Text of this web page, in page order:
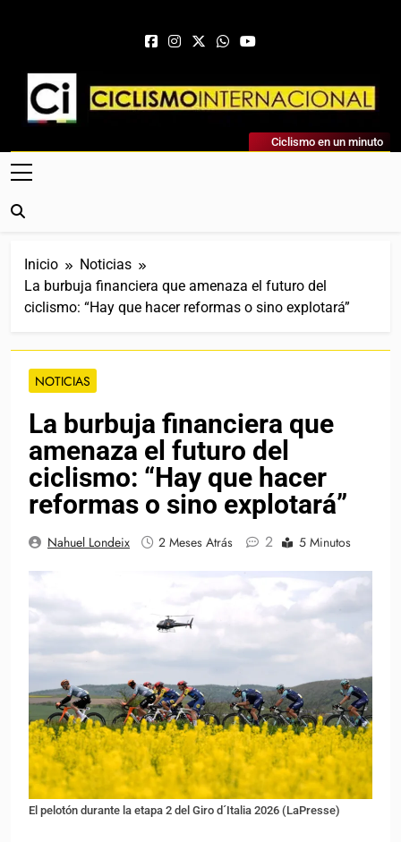
Ciclismo Internacional
Web Dedicada Al Ciclismo Mundial. Entrevistas, Análisis,
Crónicas, Previas Y Más. La Web Ciclista De Referencia.
Ciclismo en un minuto
Inicio
Noticias
La burbuja financiera que amenaza el futuro del
ciclismo: “Hay que hacer reformas o sino explotará”
NOTICIAS
La burbuja financiera que
amenaza el futuro del
ciclismo: “Hay que hacer
reformas o sino explotará”
Nahuel Londeix 2 Meses Atrás 2 5 Minutos
El pelotón durante la etapa 2 del Giro d´Italia 2026 (LaPresse)